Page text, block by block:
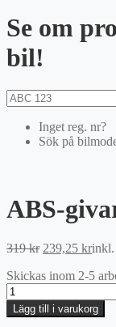
Se om
bil!
Inget reg. nr?
Sök på
ABS-
319kr Det
priset
319 kr.
239,25 krDet
inkl.
Skickas inom 2-5
ABS-
givare
mängd
Lägg till i varukorg